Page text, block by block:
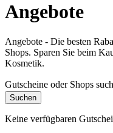
Angebote
Angebote - Die besten
Shops. Sparen Sie beim
Kosmetik.
Gutscheine oder Shops
Suchen
Keine verfügbaren